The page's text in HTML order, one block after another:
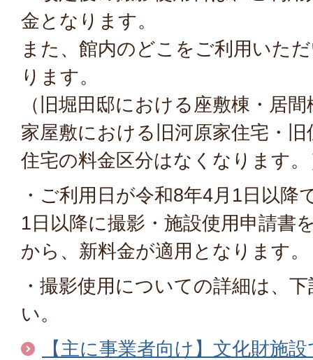
金となります。
また、館内のどこをご利用いた
ります。
（旧堀田邸における座敷棟・居
家屋敷における旧河原家住宅・
住宅の料金区分はなくなります
・ご利用日が令和8年4月1日以降
1日以降に撮影・施設使用申請書
から、新料金が適用となります。
・撮影使用についての詳細は、
い。
【主に事業者向け】文化財施